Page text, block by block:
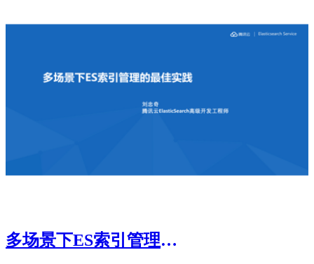
多场景下ES索引管理的最佳实践